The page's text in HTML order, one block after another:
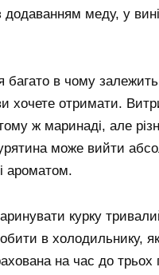
додаванням меду, у
багато в чому залежить
хочете отримати.
ж маринаді, але
може вийти
ароматом.
курку
в холодильнику,
на час до трьох